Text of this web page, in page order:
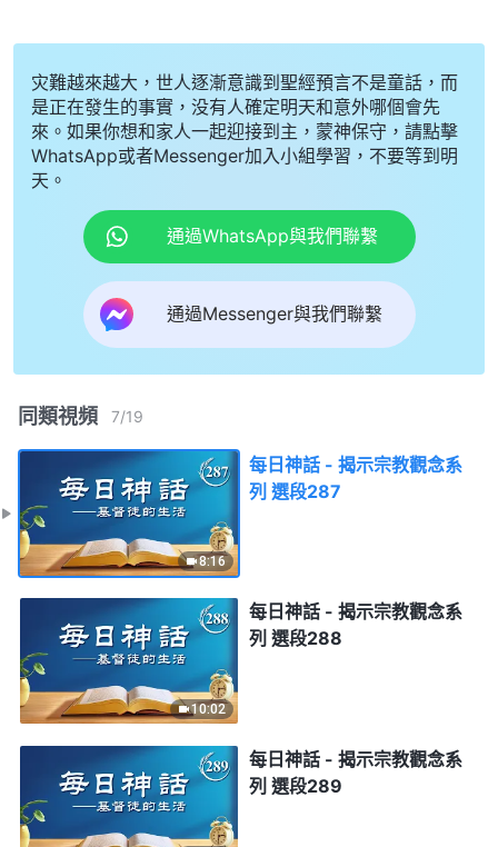
灾難越來越大，世人逐漸意識到聖經預言不是童話，而
是正在發生的事實，没有人確定明天和意外哪個會先
來。如果你想和家人一起迎接到主，蒙神保守，請點擊
WhatsApp或者Messenger加入小組學習，不要等到明
天。
通過WhatsApp與我們聯繫
通過Messenger與我們聯繫
同類視頻 7/19
8:16
每日神話 - 揭示宗教觀念系
列 選段287
10:02
每日神話 - 揭示宗教觀念系
列 選段288
每日神話 - 揭示宗教觀念系
列 選段289